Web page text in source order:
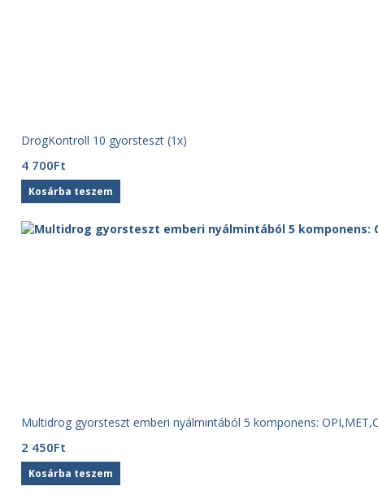
DrogKontroll 10 gyorsteszt (1x)
4 700Ft
Kosárba teszem
Multidrog gyorsteszt emberi nyálmintából 5 komponens:
2 450Ft
Kosárba teszem